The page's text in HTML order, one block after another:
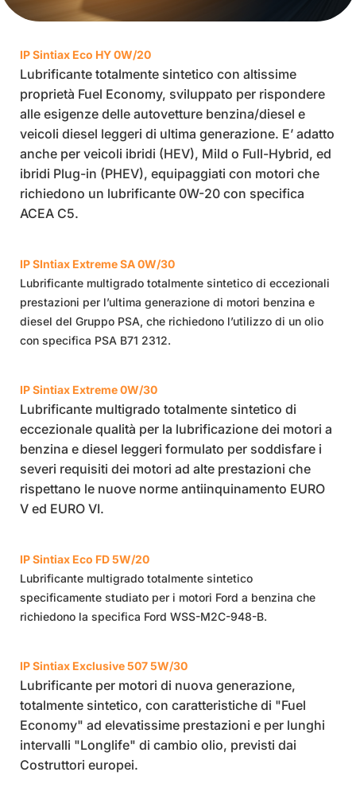
IP Sintiax Eco HY 0W/20
Lubrificante totalmente sintetico con altissime
proprietà Fuel Economy, sviluppato per rispondere
alle esigenze delle autovetture benzina/diesel e
veicoli diesel leggeri di ultima generazione. E’ adatto
anche per veicoli ibridi (HEV), Mild o Full-Hybrid, ed
ibridi Plug-in (PHEV), equipaggiati con motori che
richiedono un lubrificante 0W-20 con specifica
ACEA C5.
IP SIntiax Extreme SA 0W/30
Lubrificante multigrado totalmente sintetico di eccezionali
prestazioni per l’ultima generazione di motori benzina e
diesel del Gruppo PSA, che richiedono l’utilizzo di un olio
con specifica PSA B71 2312.
IP Sintiax Extreme 0W/30
Lubrificante multigrado totalmente sintetico di
eccezionale qualità per la lubrificazione dei motori a
benzina e diesel leggeri formulato per soddisfare i
severi requisiti dei motori ad alte prestazioni che
rispettano le nuove norme antiinquinamento EURO
V ed EURO VI.
IP Sintiax Eco FD 5W/20
Lubrificante multigrado totalmente sintetico
specificamente studiato per i motori Ford a benzina che
richiedono la specifica Ford WSS-M2C-948-B.
IP Sintiax Exclusive 507 5W/30
Lubrificante per motori di nuova generazione,
totalmente sintetico, con caratteristiche di "Fuel
Economy" ad elevatissime prestazioni e per lunghi
intervalli "Longlife" di cambio olio, previsti dai
Costruttori europei.